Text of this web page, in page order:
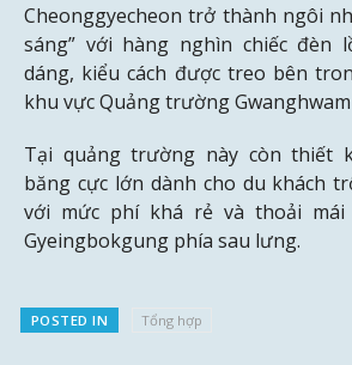
Cheonggyecheon trở thành ngôi
sáng” với hàng nghìn chiếc đèn
dáng, kiểu cách được treo bên
khu vực Quảng trường
Tại quảng trường này còn thiết
băng cực lớn dành cho du khách
với mức phí khá rẻ và thoải mái
Gyeingbokgung phía sau lưng.
POSTED IN Tổng hợp